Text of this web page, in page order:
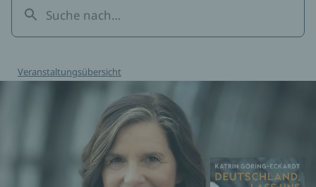
Veranstaltungsübersicht